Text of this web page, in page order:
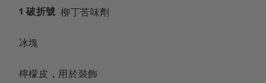
1 破折號 柳丁苦味劑
冰塊
檸檬皮，用於裝飾